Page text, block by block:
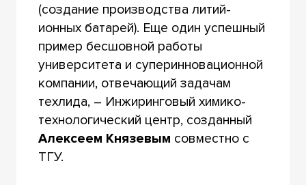
(создание производства литий-
ионных батарей). Еще один успешный
пример бесшовной работы
университета и суперинновационной
компании, отвечающий задачам
техлида, – Инжиринговый химико-
технологический центр, созданный
Алексеем Князевым совместно с
ТГУ.